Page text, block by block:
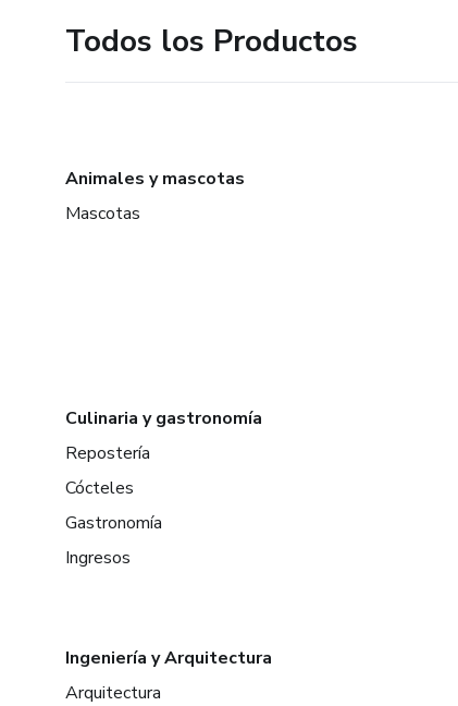
Todos los Productos
Animales y mascotas
Mascotas
Culinaria y gastronomía
Repostería
Cócteles
Gastronomía
Ingresos
Ingeniería y Arquitectura
Arquitectura